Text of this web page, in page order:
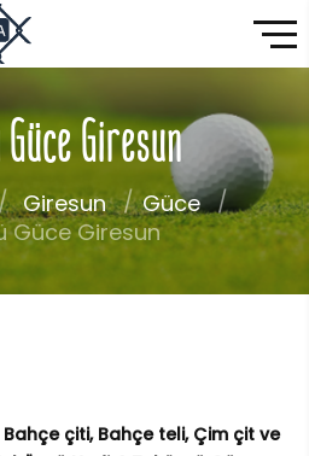
Giresun
Giresun
Güce
Güce Giresun
çiti, Bahçe teli, Çim çit ve